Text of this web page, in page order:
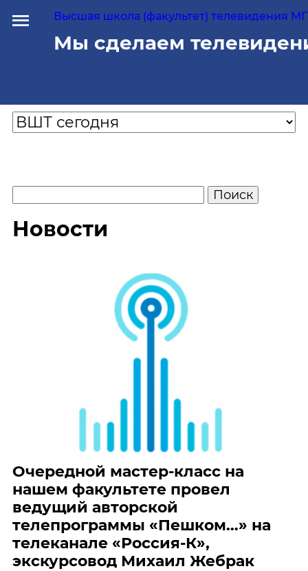
Высшая школа (факультет) телевидения
Мы сделаем
Новости
Очередной мастер-класс на
нашем факультете провел
ведущий авторской
телепрограммы «Пешком…» на
телеканале «Россия-К»,
экскурсовод Михаил Жебрак